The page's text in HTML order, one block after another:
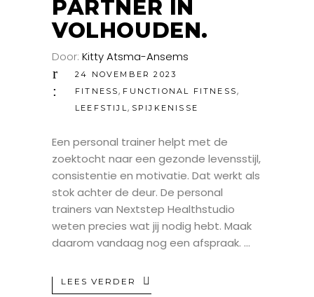
PARTNER IN
VOLHOUDEN.
Door: Kitty Atsma-Ansems
24 NOVEMBER 2023
FITNESS, FUNCTIONAL FITNESS,
LEEFSTIJL , SPIJKENISSE
Een personal trainer helpt met de
zoektocht naar een gezonde levensstijl,
consistentie en motivatie. Dat werkt als
stok achter de deur. De personal
trainers van Nextstep Healthstudio
weten precies wat jij nodig hebt. Maak
daarom vandaag nog een afspraak.
LEES VERDER